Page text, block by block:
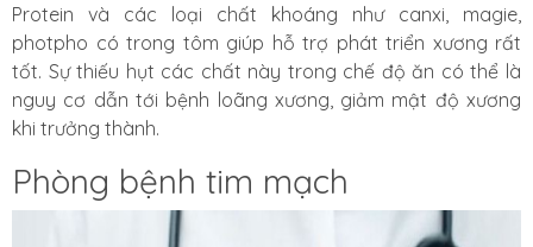
Protein và các loại chất khoáng như canxi, magie,
photpho có trong tôm giúp hỗ trợ phát triển xương rất
tốt. Sự thiếu hụt các chất này trong chế độ ăn có thể là
nguy cơ dẫn tới bệnh loãng xương, giảm mật độ xương
khi trưởng thành.
Phòng bệnh tim mạch